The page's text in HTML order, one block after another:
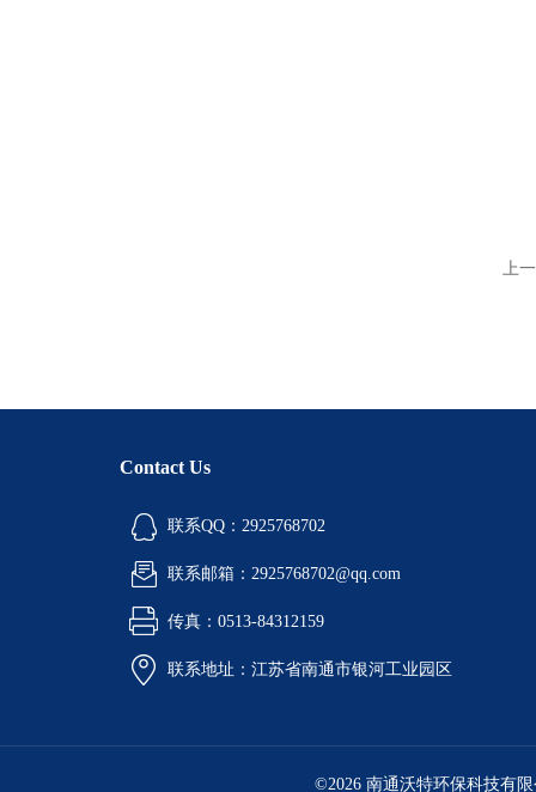
上
Contact Us
联系QQ：2925768702
联系邮箱：2925768702@qq.com
传真：0513-84312159
联系地址：江苏省南通市银河工业园区
©2026 南通沃特环保科技有